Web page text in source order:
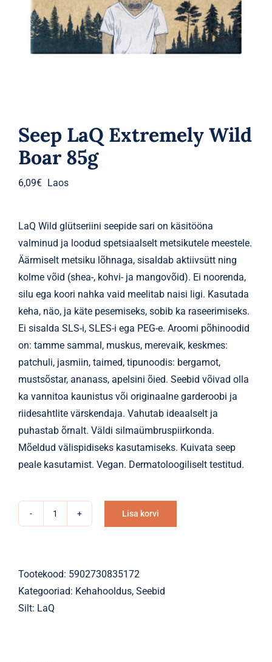
Parfüümid
Kaubamärgid
Seep LaQ Extremely Wild
Boar 85g
6,09€ Laos
LaQ Wild glütseriini seepide sari on käsitööna
valminud ja loodud spetsiaalselt metsikutele meestele.
Äärmiselt metsiku lõhnaga, sisaldab aktiivsütt ning
kolme võid (shea-, kohvi- ja mangovõid). Ei noorenda,
silu ega koori nahka vaid meelitab naisi ligi. Kasutada
keha, näo, ja käte pesemiseks, sobib ka raseerimiseks.
Ei sisalda SLS-i, SLES-i ega PEG-e. Aroomi põhinoodid
on: tamme sammal, muskus, merevaik, keskmes:
patchuli, jasmiin, taimed, tipunoodis: bergamot,
mustsõstar, ananass, apelsini õied. Seebid võivad olla
ka vannitoa kaunistus või originaalne garderoobi ja
riidesahtlite värskendaja. Vahutab ideaalselt ja
puhastab õrnalt. Väldi silmaümbruspiirkonda.
Mõeldud välispidiseks kasutamiseks. Kuivata seep
peale kasutamist. Vegan. Dermatoloogiliselt testitud.
Wild
Boar
Lisa korvi
Alternative:
Tootekood: 5902730835172
Kategooriad: Kehahooldus, Seebid
Silt: LaQ